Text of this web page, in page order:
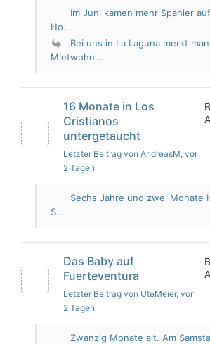
Im Juni kamen mehr Spanier
Ho...
Bei uns in La Laguna merkt
Mietwohn...
16 Monate in Los
Cristianos
untergetaucht
Letzter Beitrag von AndreasM, vor
2 Tagen
Sechs Jahre und zwei Monate
S...
Das Baby auf
Fuerteventura
Letzter Beitrag von UteMeier, vor
2 Tagen
Zwanzig Monate alt. Am